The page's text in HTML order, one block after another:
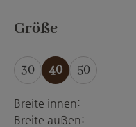
Größeauswählen
30 40 50
Breite innen:
Breite außen: